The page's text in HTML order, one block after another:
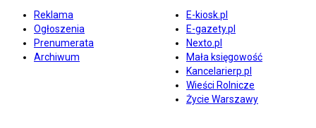
Reklama
Ogłoszenia
Prenumerata
Archiwum
E-kiosk.pl
E-gazety.pl
Nexto.pl
Mała księgowość
Kancelarierp.pl
Wieści Rolnicze
Życie Warszawy